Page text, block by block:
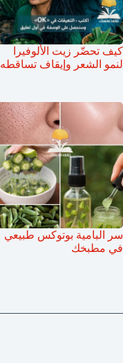
كيف تحضّر زيت الألوفيرا
لنمو الشعر وإيقاف تساقطه
سر البامية بوتوكس طبيعي
في مطبخك